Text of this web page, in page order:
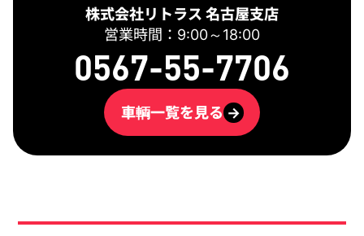
株式会社リトラス 名古屋支店
営業時間：9:00～18:00
0567-55-7706
車輌一覧を見る →